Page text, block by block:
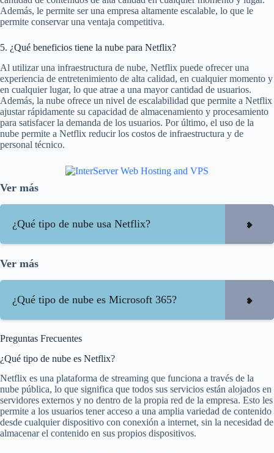
Además, le permite ser una empresa altamente escalable, lo que le
permite conservar una ventaja competitiva.
5. ¿Qué beneficios tiene la nube para Netflix?
Al utilizar una infraestructura de nube, Netflix puede ofrecer una
experiencia de entretenimiento de alta calidad, en cualquier momento y
en cualquier lugar, lo que atrae a una mayor cantidad de usuarios.
Además, la nube ofrece un nivel de escalabilidad que permite a Netflix
ajustar rápidamente su capacidad de almacenamiento y procesamiento
para satisfacer la demanda de los usuarios. Por último, el uso de la
nube permite a Netflix reducir los costos de infraestructura y de
personal técnico.
Ver más
¿Qué tipo de nube usa Netflix?
Ver más
¿Qué tipo de nube es Microsoft 365?
Preguntas Frecuentes
¿Qué tipo de nube es Netflix?
Netflix es una plataforma de streaming que funciona a través de la
nube pública, lo que significa que todos sus servicios están alojados en
servidores externos y no dentro de la propia red de la empresa. Esto les
permite a los usuarios tener acceso a una amplia variedad de contenido
desde cualquier dispositivo con conexión a internet, sin la necesidad de
almacenar el contenido en sus propios dispositivos.